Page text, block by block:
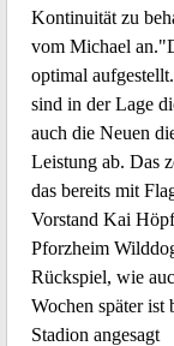
Kontinuität zu
vom Michael
optimal
sind in der Lage
auch die Neuen
Leistung ab. Das
das bereits mit
Vorstand Kai
Pforzheim
Rückspiel, wie
Wochen später ist
Stadion angesagt